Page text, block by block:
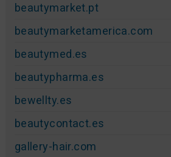
beautymarket.pt
beautymarketamerica.com
beautymed.es
beautypharma.es
bewellty.es
beautycontact.es
gallery-hair.com